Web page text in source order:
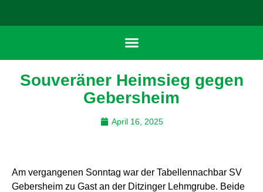
Souveräner Heimsieg gegen
Gebersheim
April 16, 2025
Am vergangenen Sonntag war der Tabellennachbar SV
Gebersheim zu Gast an der Ditzinger Lehmgrube. Beide